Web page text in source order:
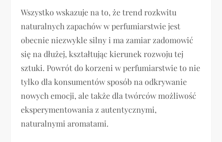
Wszystko wskazuje na to, że trend rozkwitu
naturalnych zapachów w perfumiarstwie jest
obecnie niezwykle silny i ma zamiar zadomowić
się na dłużej, kształtując kierunek rozwoju tej
sztuki. Powrót do korzeni w perfumiarstwie to nie
tylko dla konsumentów sposób na odkrywanie
nowych emocji, ale także dla twórców możliwość
eksperymentowania z autentycznymi,
naturalnymi aromatami.